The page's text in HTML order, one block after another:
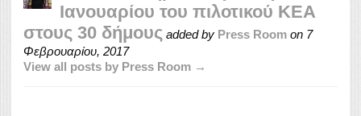
Ιανουαρίου του πιλοτικού ΚΕΑ
στους 30 δήμους added by Press Room on 7
Φεβρουαρίου, 2017
View all posts by Press Room →